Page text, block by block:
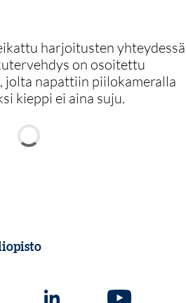
harjoitusten yhteydessä
on osoitettu
jolta napattiin piilokameralla
kieppi ei aina suju.